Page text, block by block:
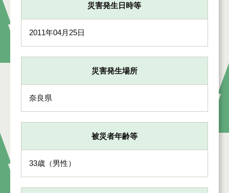
災害発生日時等
2011年04月25日
災害発生場所
奈良県
被災者年齢等
33歳（男性）